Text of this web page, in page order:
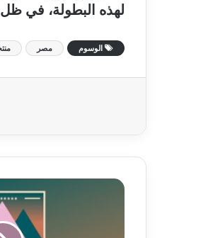
لهذه البطولة، في
الوسوم مصر